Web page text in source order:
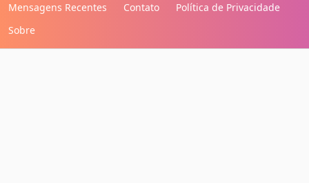
Mensagens Recentes
Contato
Política de Privacidade
Sobre